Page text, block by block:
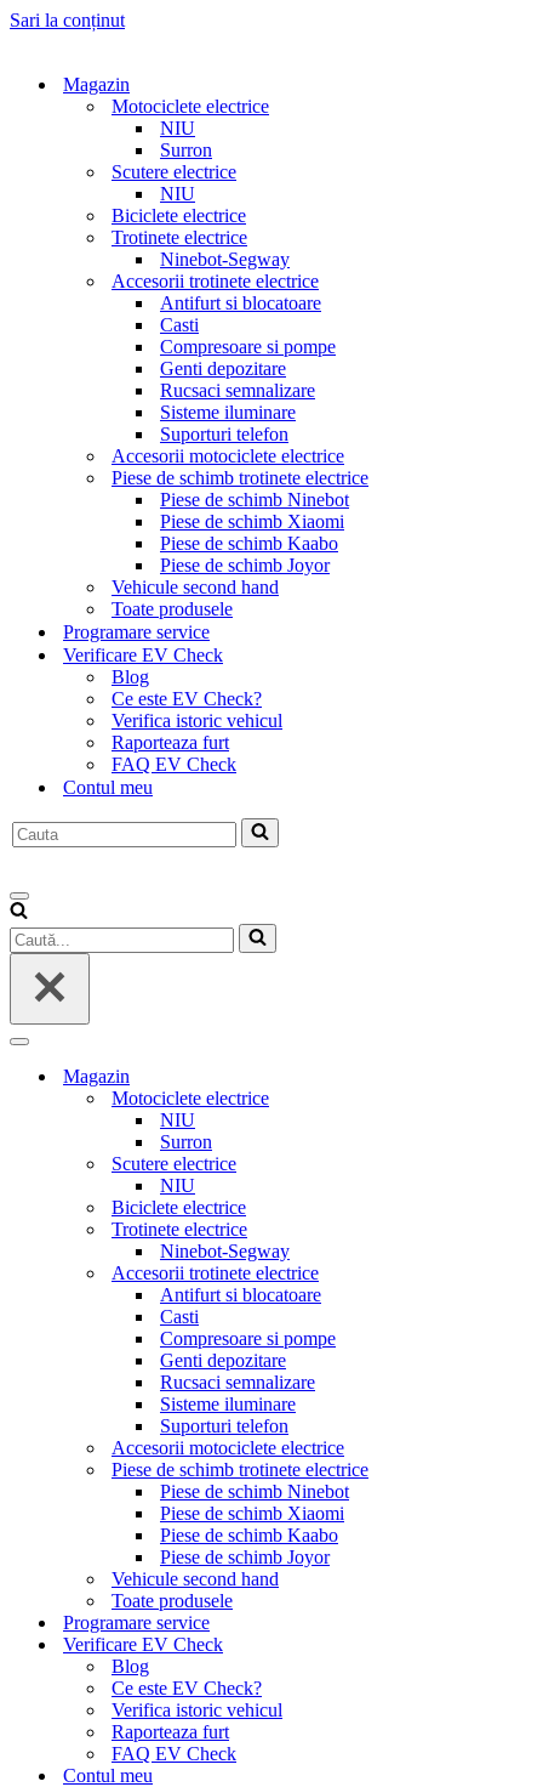
Sari la conținut
Magazin
Motociclete electrice
NIU
Surron
Scutere electrice
NIU
Biciclete electrice
Trotinete electrice
Ninebot-Segway
Accesorii trotinete electrice
Antifurt si blocatoare
Casti
Compresoare si pompe
Genti depozitare
Rucsaci semnalizare
Sisteme iluminare
Suporturi telefon
Accesorii motociclete electrice
Piese de schimb trotinete electrice
Piese de schimb Ninebot
Piese de schimb Xiaomi
Piese de schimb Kaabo
Piese de schimb Joyor
Vehicule second hand
Toate produsele
Programare service
Verificare EV Check
Blog
Ce este EV Check?
Verifica istoric vehicul
Raporteaza furt
FAQ EV Check
Contul meu
Caută...
Meniu
de
navigare
Caută...
Meniu
navigareMagazin
Motociclete electrice
NIU
Surron
Scutere electrice
NIU
Biciclete electrice
Trotinete electrice
Ninebot-Segway
Accesorii trotinete electrice
Antifurt si blocatoare
Casti
Compresoare si pompe
Genti depozitare
Rucsaci semnalizare
Sisteme iluminare
Suporturi telefon
Accesorii motociclete electrice
Piese de schimb trotinete electrice
Piese de schimb Ninebot
Piese de schimb Xiaomi
Piese de schimb Kaabo
Piese de schimb Joyor
Vehicule second hand
Toate produsele
Programare service
Verificare EV Check
Blog
Ce este EV Check?
Verifica istoric vehicul
Raporteaza furt
FAQ EV Check
Contul meu